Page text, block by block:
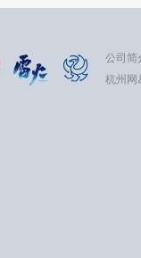
公司简
杭州